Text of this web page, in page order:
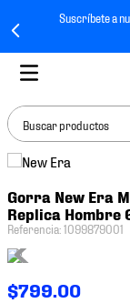
Suscríbete a
Buscar productos
Gorra New Era
Replica
Referencia:1099879001
$799.00
BUSCADOS
1.
tenis mujer
2.
3.
tenis